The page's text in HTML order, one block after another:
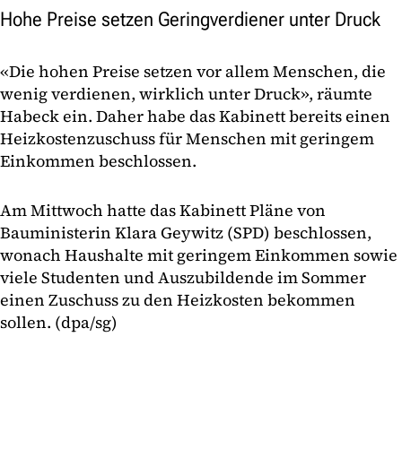
Hohe Preise setzen Geringverdiener unter Druck
«Die hohen Preise setzen vor allem Menschen, die
wenig verdienen, wirklich unter Druck», räumte
Habeck ein. Daher habe das Kabinett bereits einen
Heizkostenzuschuss für Menschen mit geringem
Einkommen beschlossen.
Am Mittwoch hatte das Kabinett Pläne von
Bauministerin Klara Geywitz (SPD) beschlossen,
wonach Haushalte mit geringem Einkommen sowie
viele Studenten und Auszubildende im Sommer
einen Zuschuss zu den Heizkosten bekommen
sollen. (dpa/sg)